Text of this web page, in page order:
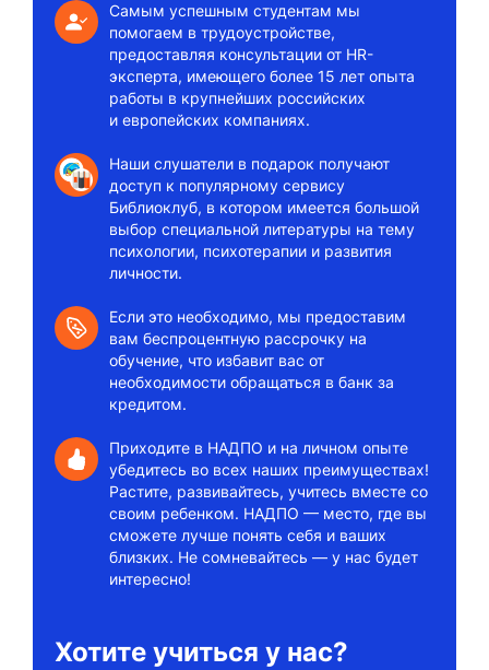
Самым успешным студентам мы
помогаем в трудоустройстве,
предоставляя консультации от HR-
эксперта, имеющего более 15 лет опыта
работы в крупнейших российских
и европейских компаниях.
Наши слушатели в подарок получают
доступ к популярному сервису
Библиоклуб, в котором имеется большой
выбор специальной литературы на тему
психологии, психотерапии и развития
личности.
Если это необходимо, мы предоставим
вам беспроцентную рассрочку на
обучение, что избавит вас от
необходимости обращаться в банк за
кредитом.
Приходите в НАДПО и на личном опыте
убедитесь во всех наших преимуществах!
Растите, развивайтесь, учитесь вместе со
своим ребенком. НАДПО — место, где вы
сможете лучше понять себя и ваших
близких. Не сомневайтесь — у нас будет
интересно!
Хотите учиться у нас?